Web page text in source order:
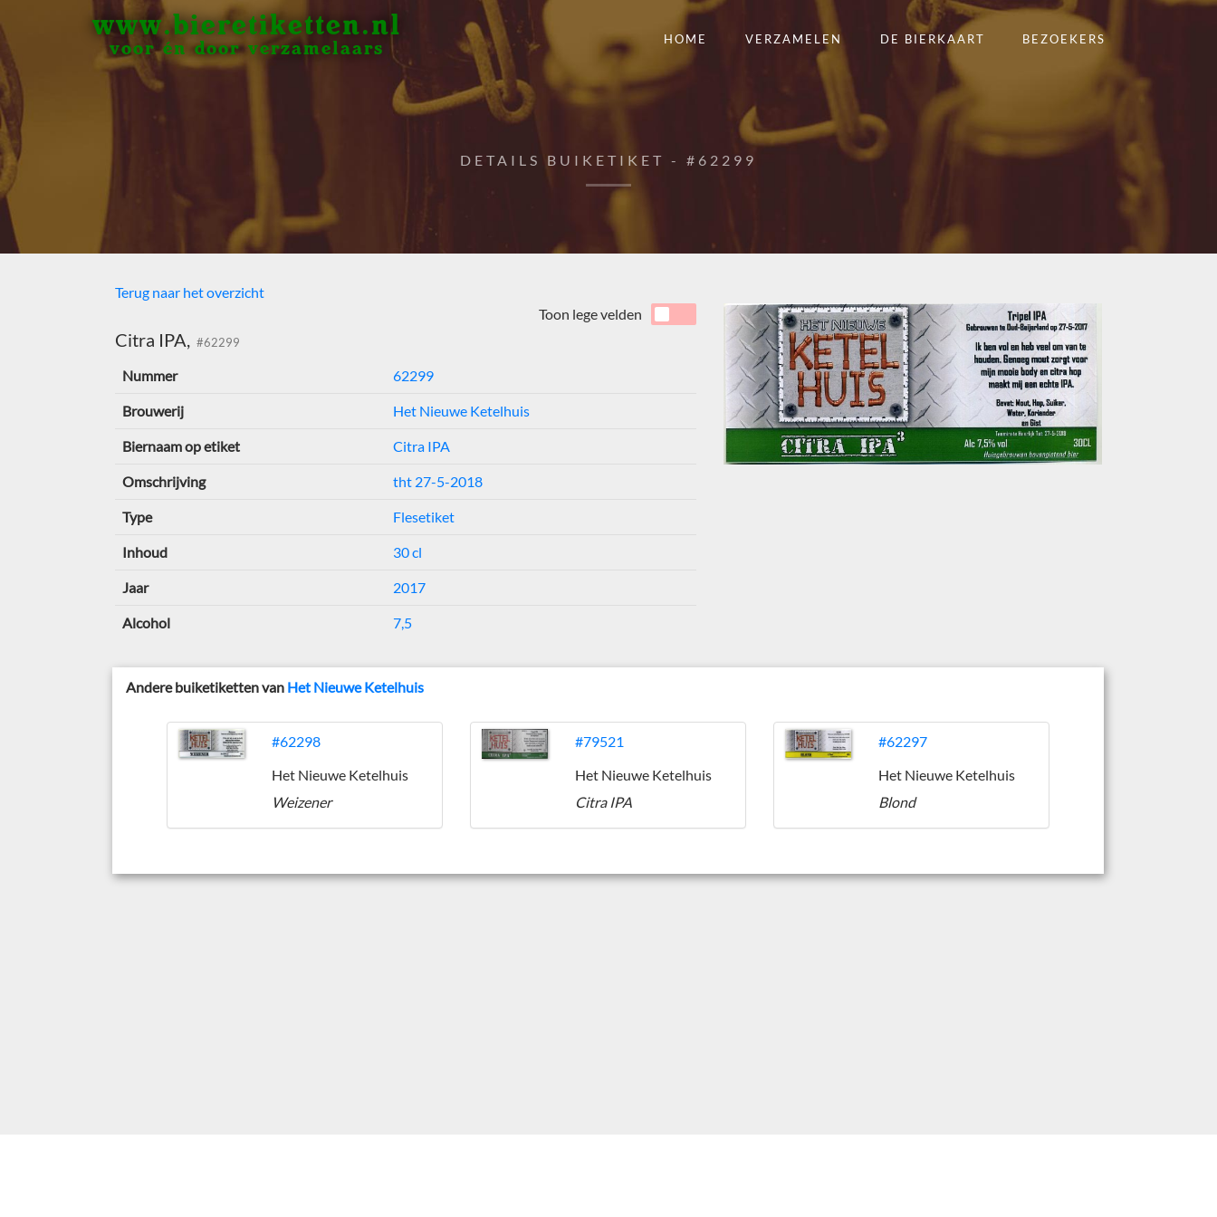
www.bieretiketten.nl
voor én door verzamelaars
HOME VERZAMELEN DE BIERKAART BEZOEKERS
DETAILS BUIKETIKET - #62299
Terug naar het overzicht
Citra IPA, #62299
Toon lege velden
Nummer 62299
Brouwerij Het Nieuwe Ketelhuis
Biernaam op etiket Citra IPA
Omschrijving tht 27-5-2018
Type Flesetiket
Inhoud 30 cl
Jaar 2017
Alcohol 7,5
Andere buiketiketten van Het Nieuwe Ketelhuis
#62298
Het Nieuwe Ketelhuis
Weizener
#79521
Het Nieuwe Ketelhuis
Citra IPA
#62297
Het Nieuwe Ketelhuis
Blond